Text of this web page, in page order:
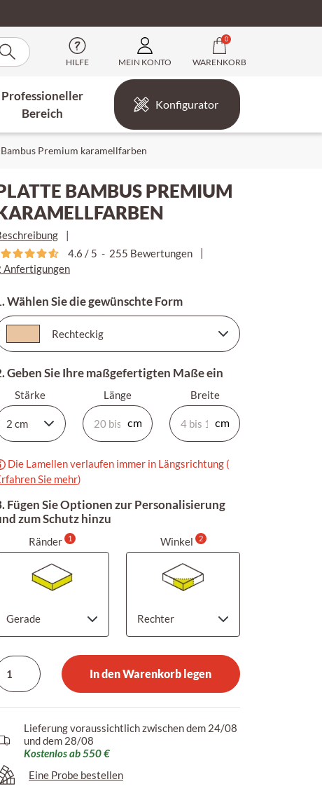
HILFE MEIN KONTO
0
WARENKORB
Professioneller
Bereich
Konfigurator
Premium karamellfarben
BAMBUS PREMIUM
4.6 / 5 - 255 Bewertungen
Anfertigungen
Wählen Sie die gewünschte Form
Geben Sie Ihre maßgefertigten Maße ein
Stärke Länge Breite
Die Lamellen verlaufen immer in Längsrichtung (
Sie mehr)
Fügen Sie Optionen zur Personalisierung
zum Schutz hinzu
Ränder 1 Winkel 2
In den Warenkorb legen
Lieferung voraussichtlich zwischen dem 24/08
und dem 28/08
Kostenlos ab 550 €
Eine Probe bestellen